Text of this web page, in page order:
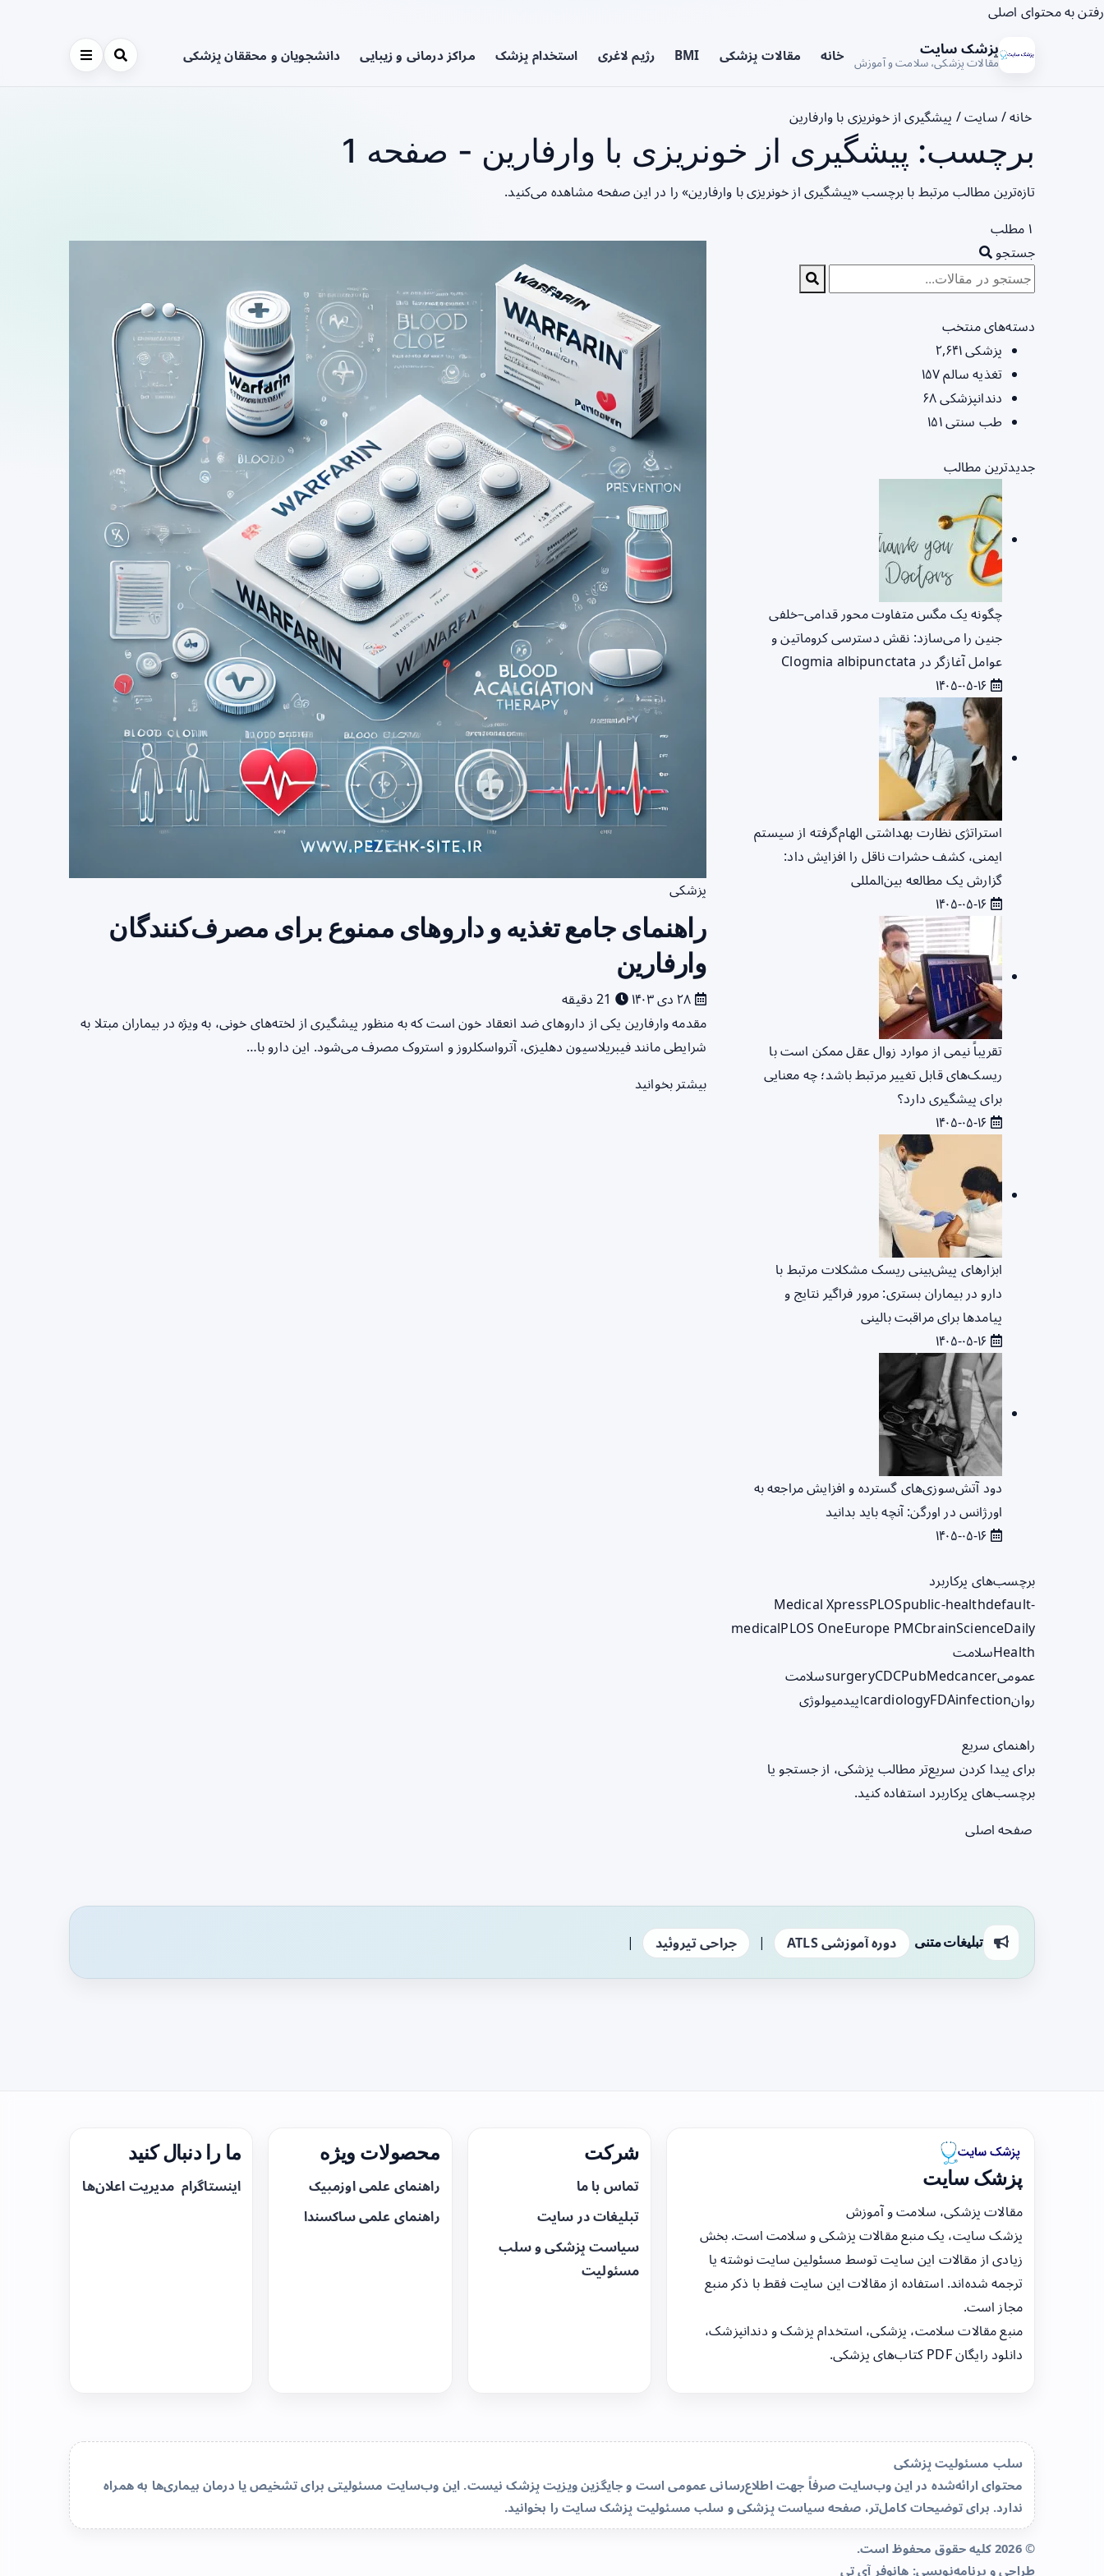
رفتن به محتوای اصلی
پزشک سایت
مقالات پزشکی، سلامت و آموزش خانه مقالات پزشکی BMI رژیم لاغری استخدام پزشک مراکز درمانی و زیبایی دانشجویان و محققان پزشکی
خانه/ سایت/ پیشگیری از خونریزی با وارفارین
برچسب: پیشگیری از خونریزی با وارفارین - صفحه 1
تازه‌ترین مطالب مرتبط با برچسب «پیشگیری از خونریزی با وارفارین» را در این صفحه مشاهده می‌کنید.
۱ مطلب
پزشکی
راهنمای جامع تغذیه و داروهای ممنوع برای مصرف‌کنندگان
وارفارین
مقدمه وارفارین یکی از داروهای ضد انعقاد خون است که به منظور پیشگیری از لخته‌های خونی، به ویژه در بیماران مبتلا به
شرایطی مانند فیبریلاسیون دهلیزی، آترواسکلروز و استروک مصرف می‌شود. این دارو با…
بیشتر بخوانید
جستجو
دسته‌های منتخب
پزشکی۲,۶۴۱
تغذیه سالم۱۵۷
دندانپزشکی۶۸
طب سنتی۱۵۱
جدیدترین مطالب
چگونه یک مگس متفاوت محور قدامی–خلفی
جنین را می‌سازد: نقش دسترسی کروماتین و
عوامل آغازگر در Clogmia albipunctata
استراتژی نظارت بهداشتی الهام‌گرفته از سیستم
ایمنی، کشف حشرات ناقل را افزایش داد:
گزارش یک مطالعه بین‌المللی
تقریباً نیمی از موارد زوال عقل ممکن است با
ریسک‌های قابل تغییر مرتبط باشد؛ چه معنایی
برای پیشگیری دارد؟
ابزارهای پیش‌بینی ریسک مشکلات مرتبط با
دارو در بیماران بستری: مرور فراگیر نتایج و
پیامدها برای مراقبت بالینی
دود آتش‌سوزی‌های گسترده و افزایش مراجعه به
اورژانس در اورگن: آنچه باید بدانید
برچسب‌های پرکاربرد
Medical XpressPLOSpublic-healthdefault-
medicalPLOS OneEurope PMCbrainScienceDaily
Healthسلامت
عمومی
surgeryCDCPubMedcancer
سلامت
روان
cardiologyFDAinfection اپیدمیولوژی
راهنمای سریع
برای پیدا کردن سریع‌تر مطالب پزشکی، از جستجو یا
برچسب‌های پرکاربرد استفاده کنید.
صفحه اصلی
تبلیغات متنی دوره آموزشی ATLS | جراحی تیروئید |
پزشک سایت
مقالات پزشکی، سلامت و آموزش
پزشک سایت، یک منبع مقالات پزشکی و سلامت است. بخش
زیادی از مقالات این سایت توسط مسئولین سایت نوشته یا
ترجمه شده‌اند. استفاده از مقالات این سایت فقط با ذکر منبع
مجاز است.
منبع مقالات سلامت، پزشکی، استخدام پزشک و دندانپزشک،
دانلود رایگان PDF کتاب‌های پزشکی.
شرکت
تماس با ما
تبلیغات در سایت
سیاست پزشکی و سلب
مسئولیت
محصولات ویژه
راهنمای علمی اوزمپیک
راهنمای علمی ساکسندا
ما را دنبال کنید
اینستاگرام مدیریت اعلان‌ها
سلب مسئولیت پزشکی
محتوای ارائه‌شده در این وب‌سایت صرفاً جهت اطلاع‌رسانی عمومی است و جایگزین ویزیت پزشک نیست. این وب‌سایت مسئولیتی برای تشخیص یا درمان بیماری‌ها به همراه
ندارد. برای توضیحات کامل‌تر، صفحهسیاست پزشکی و سلب مسئولیت پزشک سایترا بخوانید.
© 2026 کلیه حقوق محفوظ است.
طراحی و برنامه‌نویسی: هانوفر آی تی